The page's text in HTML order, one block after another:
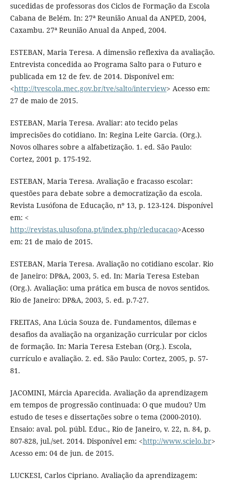
sucedidas de professoras dos Ciclos de Formação da Escola
Cabana de Belém. In: 27ª Reunião Anual da ANPED, 2004,
Caxambu. 27ª Reunião Anual da Anped, 2004.
ESTEBAN, Maria Teresa. A dimensão reflexiva da avaliação.
Entrevista concedida ao Programa Salto para o Futuro e
publicada em 12 de fev. de 2014. Disponível em:
<http://tvescola.mec.gov.br/tve/salto/interview> Acesso em:
27 de maio de 2015.
ESTEBAN, Maria Teresa. Avaliar: ato tecido pelas
imprecisões do cotidiano. In: Regina Leite Garcia. (Org.).
Novos olhares sobre a alfabetização. 1. ed. São Paulo:
Cortez, 2001 p. 175-192.
ESTEBAN, Maria Teresa. Avaliação e fracasso escolar:
questões para debate sobre a democratização da escola.
Revista Lusófona de Educação, nº 13, p. 123-124. Disponível
em: <
http://revistas.ulusofona.pt/index.php/rleducacao>Acesso
em: 21 de maio de 2015.
ESTEBAN, Maria Teresa. Avaliação no cotidiano escolar. Rio
de Janeiro: DP&A, 2003, 5. ed. In: Maria Teresa Esteban
(Org.). Avaliação: uma prática em busca de novos sentidos.
Rio de Janeiro: DP&A, 2003, 5. ed. p.7-27.
FREITAS, Ana Lúcia Souza de. Fundamentos, dilemas e
desafios da avaliação na organização curricular por ciclos
de formação. In: Maria Teresa Esteban (Org.). Escola,
currículo e avaliação. 2. ed. São Paulo: Cortez, 2005, p. 57-
81.
JACOMINI, Márcia Aparecida. Avaliação da aprendizagem
em tempos de progressão continuada: O que mudou? Um
estudo de teses e dissertações sobre o tema (2000-2010).
Ensaio: aval. pol. públ. Educ., Rio de Janeiro, v. 22, n. 84, p.
807-828, jul./set. 2014. Disponível em: <http://www.scielo.br>
Acesso em: 04 de jun. de 2015.
LUCKESI, Carlos Cipriano. Avaliação da aprendizagem: